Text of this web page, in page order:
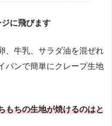
に飛びます
、牛乳、サラダ油を混ぜれ
パンで簡単にクレープ生地
もちの生地が焼けるのはと